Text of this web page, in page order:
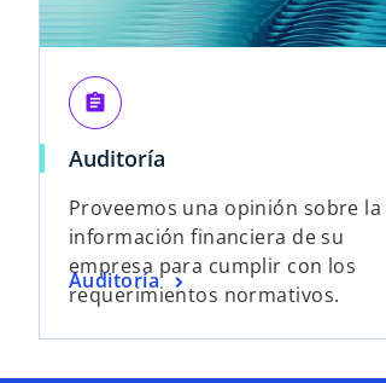
assignment
Auditoría
Proveemos una opinión sobre la
información financiera de su
empresa para cumplir con los
requerimientos normativos.
Auditoría